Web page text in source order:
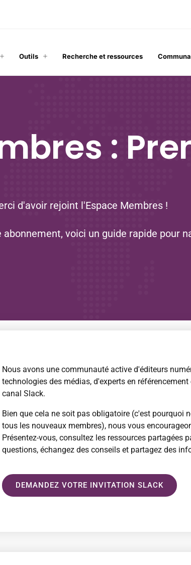
Outils Recherche et ressources
:
d'avoir rejoint l'Espace Membres !
voici un guide rapide pour
Nous avons une communauté active d'éditeurs
technologies des médias, d'experts en
canal Slack.
Bien que cela ne soit pas obligatoire (c'est pourquoi
tous les nouveaux membres), nous vous
Présentez-vous, consultez les ressources partagées
questions, échangez des conseils et partagez des
DEMANDEZ VOTRE INVITATION SLACK